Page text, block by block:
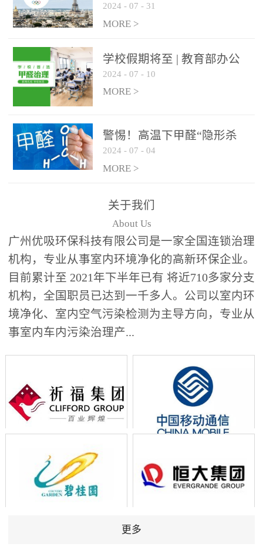
宿风波：优吸环保共建健康
绿色家居
2024 - 07 - 31
MORE >
学校假期将至 | 教育部办公
厅关于加强学校新建校舍室
内空气质量管理通知
2024 - 07 - 10
MORE >
警惕！高温下甲醛“隐形杀
手”来袭，你的家安全吗？
2024 - 07 - 04
MORE >
关于我们
About Us
广州优吸环保科技有限公司是一家全国连锁治理
机构，专业从事室内环境净化的高新环保企业。
目前累计至 2021年下半年已有 将近710多家分支
机构，全国职员已达到一千多人。公司以室内环
境净化、室内空气污染检测为主导方向，专业从
事室内车内污染治理产...
更多